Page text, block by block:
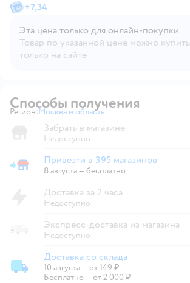
+7,34
Эта цена только для онлайн‑покупки
Товар по указанной цене можно купить
только на сайте
Способы получения
Регион: Выбор адреса доставки.
Москва и область
Забрать в магазине
Недоступно
Привезти в магазин
Привезти в 395 магазинов
8 августа—бесплатно
Доставка за 2 часа
Недоступно
Экспресс-доставка из магазина
Недоступно
Доставка со склада
Доставка со склада
10 августа—от 149 ₽
Бесплатно — от 2 000 ₽